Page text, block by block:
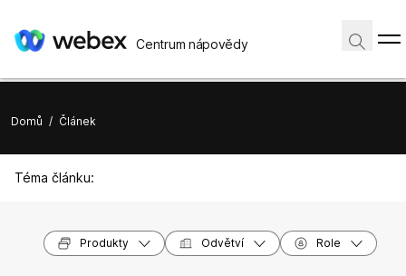
Centrum nápovědy
Domů / Článek
Téma článku:
Produkty Odvětví Role